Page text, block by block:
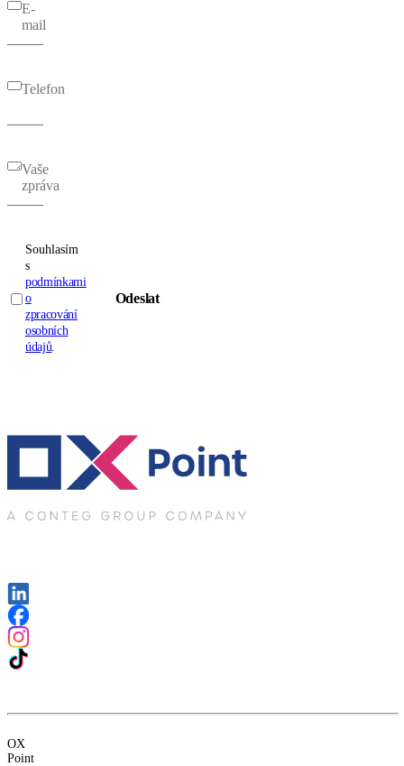
E-
mail
Telefon
Vaše
zpráva
Souhlasím
s
podmínkami
o
zpracování
osobních
údajů.
Odeslat
OX
Point